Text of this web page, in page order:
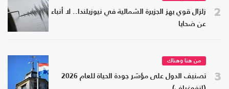
2
زلزال قوي يهز الجزيرة الشمالية في نيوزيلندا.. لا أنباء
عن ضحايا
3
من هنا وهناك
تصنيف الدول على مؤشر جودة الحياة للعام 2026